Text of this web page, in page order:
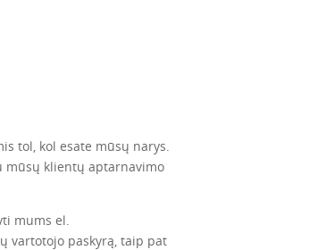
tol, kol esate mūsų narys.
mūsų klientų aptarnavimo
mums el.
vartotojo paskyrą, taip pat